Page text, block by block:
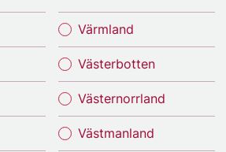
Värmland
Västerbotten
Västernorrland
Västmanland